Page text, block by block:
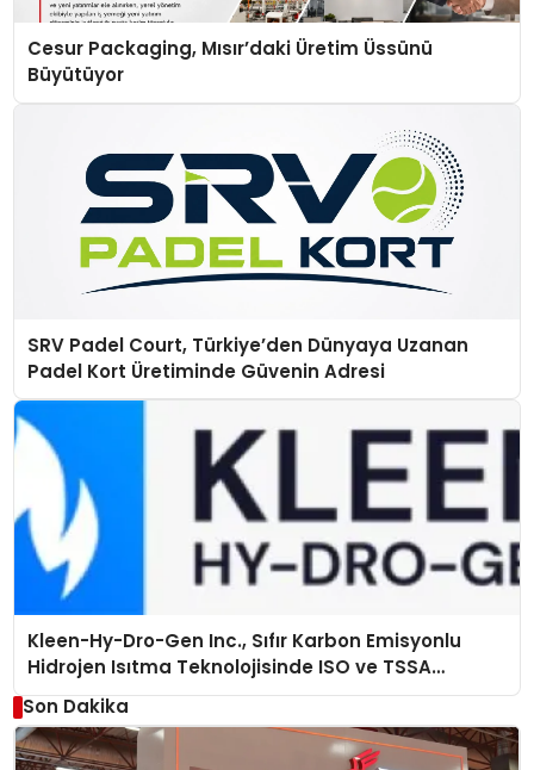
Cesur Packaging, Mısır’daki Üretim Üssünü
Büyütüyor
SRV Padel Court, Türkiye’den Dünyaya Uzanan
Padel Kort Üretiminde Güvenin Adresi
Kleen-Hy-Dro-Gen Inc., Sıfır Karbon Emisyonlu
Hidrojen Isıtma Teknolojisinde ISO ve TSSA
Düzenleyici Onaylarını Aldı
Son Dakika